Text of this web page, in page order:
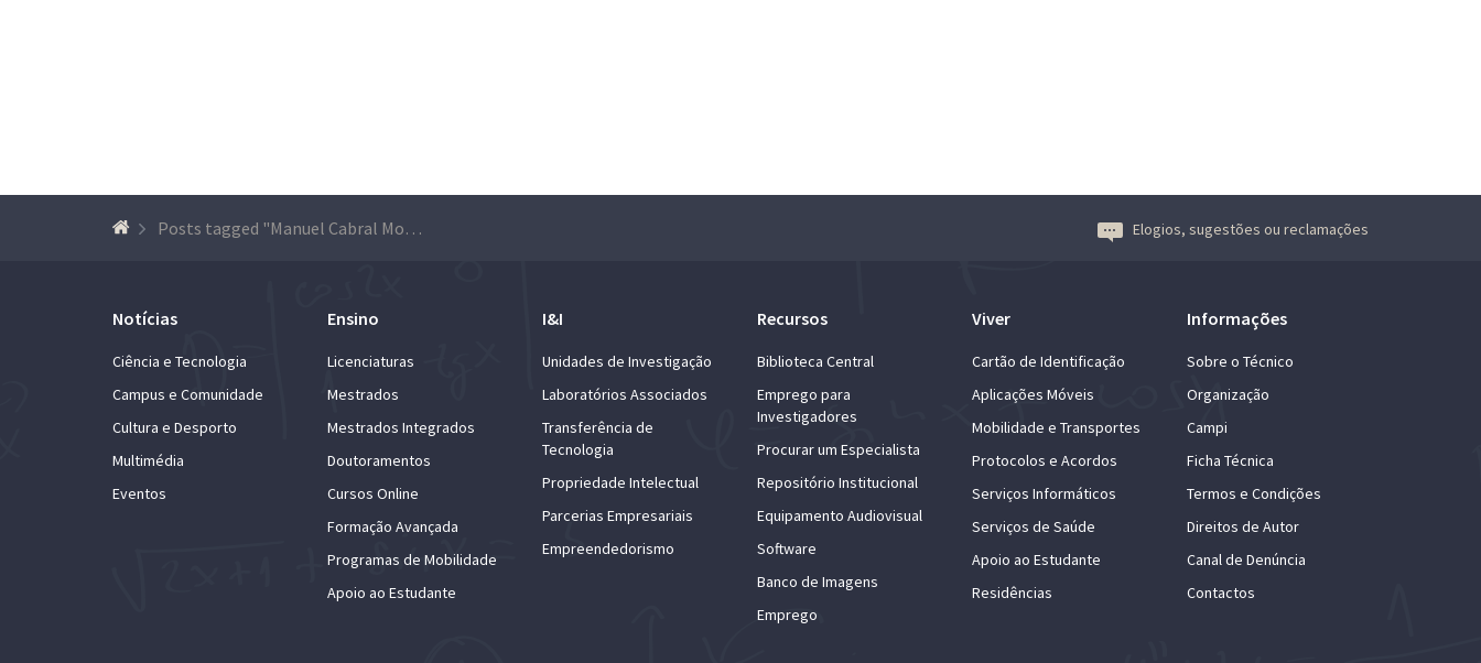
Posts tagged "Manuel Cabral Morais" Elogios, sugestões ou reclamações
Notícias
Ciência e Tecnologia
Campus e Comunidade
Cultura e Desporto
Multimédia
Eventos
Ensino
Licenciaturas
Mestrados
Mestrados Integrados
Doutoramentos
Cursos Online
Formação Avançada
Programas de Mobilidade
Apoio ao Estudante
I&I
Unidades de Investigação
Laboratórios Associados
Transferência de
Tecnologia
Propriedade Intelectual
Parcerias Empresariais
Empreendedorismo
Recursos
Biblioteca Central
Emprego para
Investigadores
Procurar um Especialista
Repositório Institucional
Equipamento Audiovisual
Software
Banco de Imagens
Emprego
Viver
Cartão de Identificação
Aplicações Móveis
Mobilidade e Transportes
Protocolos e Acordos
Serviços Informáticos
Serviços de Saúde
Apoio ao Estudante
Residências
Informações
Sobre o Técnico
Organização
Campi
Ficha Técnica
Termos e Condições
Direitos de Autor
Canal de Denúncia
Contactos